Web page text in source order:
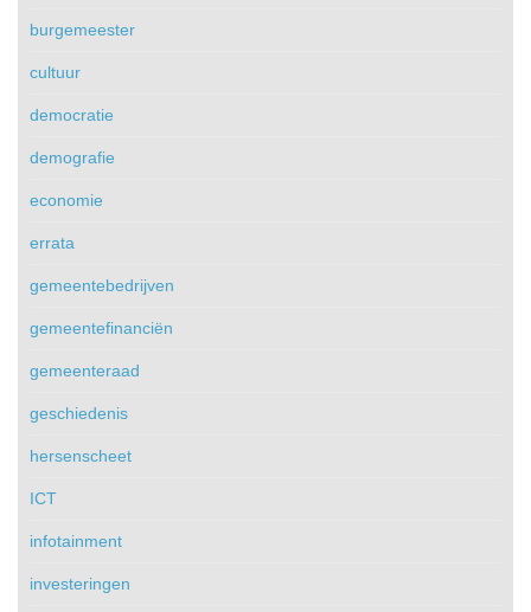
burgemeester
cultuur
democratie
demografie
economie
errata
gemeentebedrijven
gemeentefinanciën
gemeenteraad
geschiedenis
hersenscheet
ICT
infotainment
investeringen